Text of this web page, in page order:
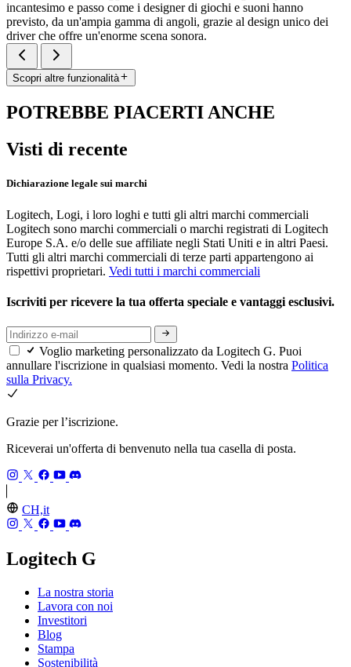
incantesimo e passo come i designer di giochi e suoni hanno
previsto, da un'ampia gamma di angoli, grazie al design unico dei
driver che offre un'enorme scena sonora.
Scopri altre funzionalità
POTREBBE PIACERTI ANCHE
Visti di recente
Dichiarazione legale sui marchi
Logitech, Logi, i loro loghi e tutti gli altri marchi commerciali
Logitech sono marchi commerciali o marchi registrati di Logitech
Europe S.A. e/o delle sue affiliate negli Stati Uniti e in altri Paesi.
Tutti gli altri marchi commerciali di terze parti appartengono ai
rispettivi proprietari. Vedi tutti i marchi commerciali
Iscriviti per ricevere la tua offerta speciale e vantaggi esclusivi.
Voglio marketing personalizzato da Logitech G. Puoi
annullare l'iscrizione in qualsiasi momento. Vedi la nostra Politica
sulla Privacy.
Grazie per l’iscrizione.
Riceverai un'offerta di benvenuto nella tua casella di posta.
CH,it
Logitech G
La nostra storia
Lavora con noi
Investitori
Blog
Stampa
Sostenibilità